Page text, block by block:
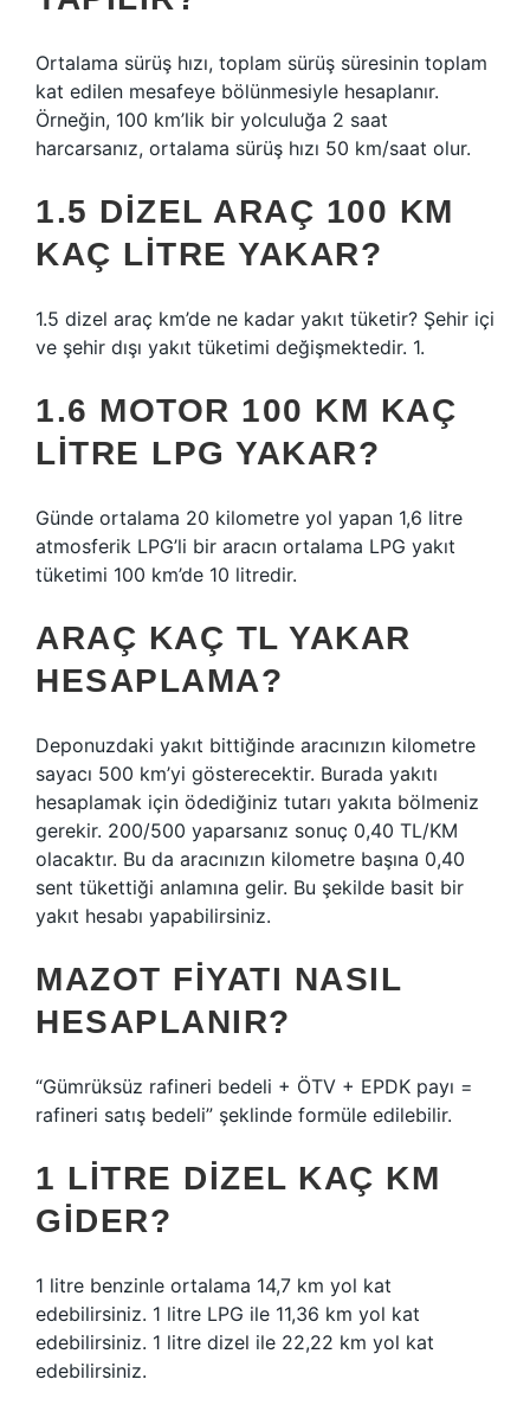
Ortalama sürüş hızı, toplam sürüş süresinin toplam
kat edilen mesafeye bölünmesiyle hesaplanır.
Örneğin, 100 km’lik bir yolculuğa 2 saat
harcarsanız, ortalama sürüş hızı 50 km/saat olur.
1.5 DIZEL ARAÇ 100 KM
KAÇ LITRE YAKAR?
1.5 dizel araç km’de ne kadar yakıt tüketir? Şehir içi
ve şehir dışı yakıt tüketimi değişmektedir. 1.
1.6 MOTOR 100 KM KAÇ
LITRE LPG YAKAR?
Günde ortalama 20 kilometre yol yapan 1,6 litre
atmosferik LPG’li bir aracın ortalama LPG yakıt
tüketimi 100 km’de 10 litredir.
ARAÇ KAÇ TL YAKAR
HESAPLAMA?
Deponuzdaki yakıt bittiğinde aracınızın kilometre
sayacı 500 km’yi gösterecektir. Burada yakıtı
hesaplamak için ödediğiniz tutarı yakıta bölmeniz
gerekir. 200/500 yaparsanız sonuç 0,40 TL/KM
olacaktır. Bu da aracınızın kilometre başına 0,40
sent tükettiği anlamına gelir. Bu şekilde basit bir
yakıt hesabı yapabilirsiniz.
MAZOT FIYATI NASIL
HESAPLANIR?
“Gümrüksüz rafineri bedeli + ÖTV + EPDK payı =
rafineri satış bedeli” şeklinde formüle edilebilir.
1 LITRE DIZEL KAÇ KM
GIDER?
1 litre benzinle ortalama 14,7 km yol kat
edebilirsiniz. 1 litre LPG ile 11,36 km yol kat
edebilirsiniz. 1 litre dizel ile 22,22 km yol kat
edebilirsiniz.